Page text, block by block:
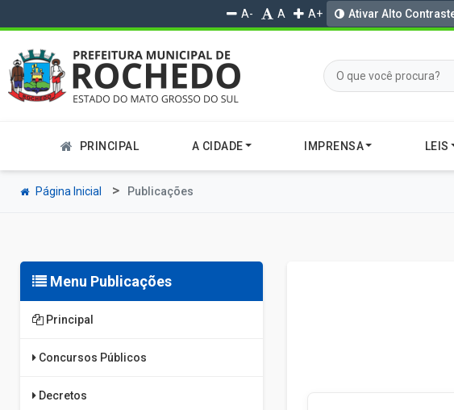
A- A A+ Ativar Alto
PRINCIPAL A CIDADE IMPRENSA LEIS
Página Inicial Publicações
Menu Publicações
Principal
Concursos Públicos
Decretos